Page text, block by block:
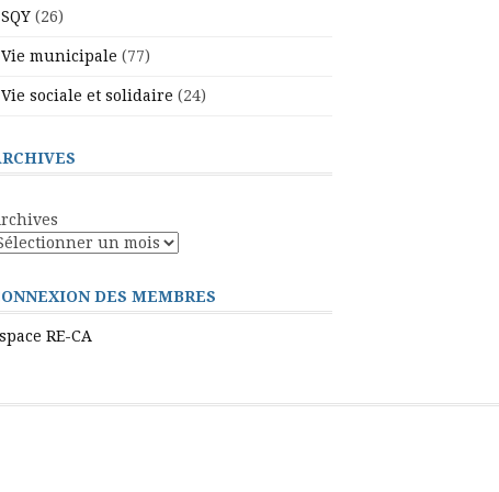
SQY (26)
Vie municipale (77)
Vie sociale et solidaire (24)
DES MEMBRES
RE-CA